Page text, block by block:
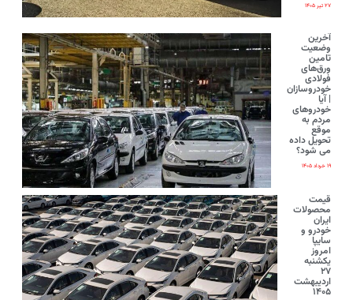
۲۷ تیر ۱۴۰۵
آخرین
وضعیت
تامین
ورق‌های
فولادی
خودروسازان
| آیا
خودروهای
مردم به
موقع
تحویل داده
می شود؟
۱۹ خرداد ۱۴۰۵
قیمت
محصولات
ایران‌
خودرو و
سایپا
امروز
یکشنبه
۲۷
اردیبهشت
۱۴۰۵